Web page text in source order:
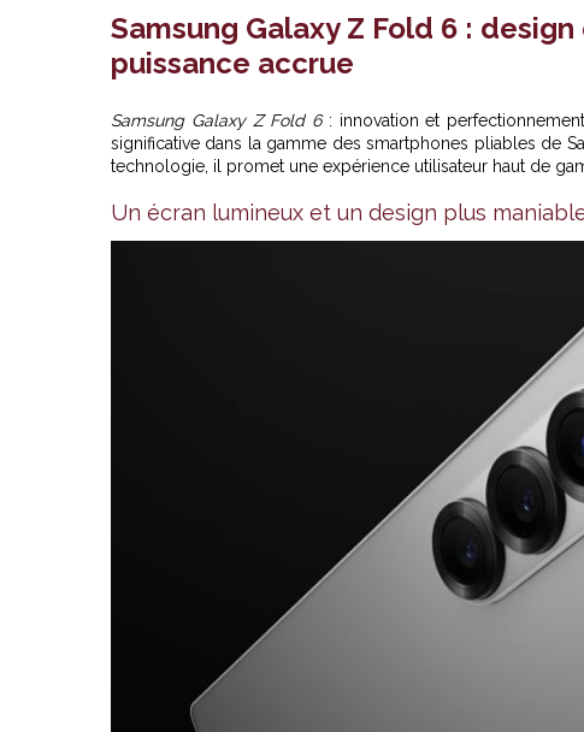
Samsung Galaxy Z Fold 6 :
puissance accrue
Samsung Galaxy Z Fold 6 : innovation et
significative dans la gamme des smartphones pliables de
technologie, il promet une expérience utilisateur haut de
Un écran lumineux et un design plus